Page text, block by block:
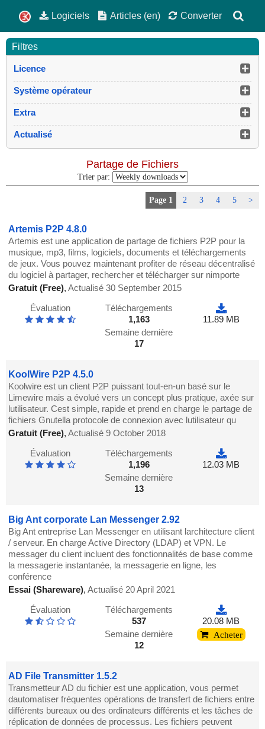
Logiciels Articles (en) Converter
Filtres
Licence
Système opérateur
Extra
Actualisé
Partage de Fichiers
Trier par:
Page 1 2 3 4 5 >
Artemis P2P 4.8.0
Artemis est une application de partage de fichiers P2P pour la
musique, mp3, films, logiciels, documents et téléchargements
de jeux. Vous pouvez maintenant profiter de réseau décentralisé
du logiciel à partager, rechercher et télécharger sur nimporte
Gratuit (Free),Actualisé 30 September 2015
Évaluation
Téléchargements
1,163
Semaine dernière
17
11.89 MB
KoolWire P2P 4.5.0
Koolwire est un client P2P puissant tout-en-un basé sur le
Limewire mais a évolué vers un concept plus pratique, axée sur
lutilisateur. Cest simple, rapide et prend en charge le partage de
fichiers Gnutella protocole de connexion avec lutilisateur qu
Gratuit (Free),Actualisé 9 October 2018
Évaluation
Téléchargements
1,196
Semaine dernière
13
12.03 MB
Big Ant corporate Lan Messenger 2.92
Big Ant entreprise Lan Messenger en utilisant larchitecture client
/ serveur. En charge Active Directory (LDAP) et VPN. Le
messager du client incluent des fonctionnalités de base comme
la messagerie instantanée, la messagerie en ligne, les
conférence
Essai (Shareware),Actualisé 20 April 2021
Évaluation
Téléchargements
537
Semaine dernière
12
20.08 MB
Acheter
AD File Transmitter 1.5.2
Transmetteur AD du fichier est une application, vous permet
dautomatiser fréquentes opérations de transfert de fichiers entre
différents bureaux ou des ordinateurs différents et les tâches de
réplication de données de processus. Les fichiers peuvent